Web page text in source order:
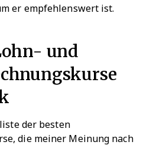
er empfehlenswert ist.
und
der besten
die meiner Meinung nach